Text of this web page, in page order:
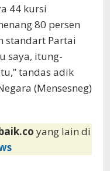
44 kursi
80 persen
standart Partai
saya, itung-
tandas adik
(Mensesneg)
yang lain di